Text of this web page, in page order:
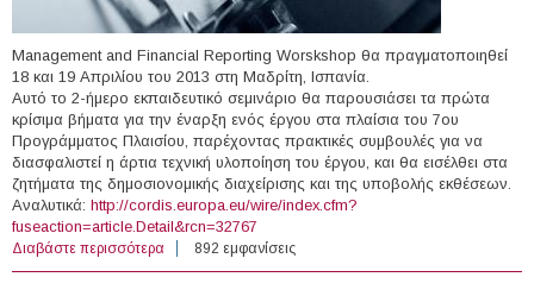
Management and Financial Reporting Worskshop θα πραγματοποιηθεί
18 και 19 Απριλίου του 2013 στη Μαδρίτη, Ισπανία.
Αυτό το 2-ήμερο εκπαιδευτικό σεμινάριο θα παρουσιάσει τα πρώτα
κρίσιμα βήματα για την έναρξη ενός έργου στα πλαίσια του 7ου
Προγράμματος Πλαισίου, παρέχοντας πρακτικές συμβουλές για να
διασφαλιστεί η άρτια τεχνική υλοποίηση του έργου, και θα εισέλθει στα
ζητήματα της δημοσιονομικής διαχείρισης και της υποβολής εκθέσεων.
Αναλυτικά: http://cordis.europa.eu/wire/index.cfm?
fuseaction=article.Detail&rcn=32767
Διαβάστε περισσότερα για 18-19/4/2013 - FP7 - Project Management and
Financial Reporting Worskshop (Μαδρίτη, Ισπανία)
892 εμφανίσεις